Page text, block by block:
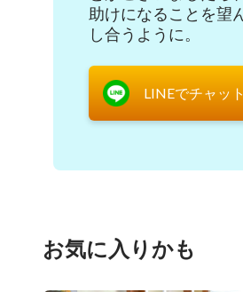
う止めてよ！」
しかし、母はこの非
は無神論を信じる政党
がキリスト教とカトリ
聖書が燃やされ、破壊
わされたり、殺された
助けになることを望
し合うように。
LINEでチャッ
お気に入りかも